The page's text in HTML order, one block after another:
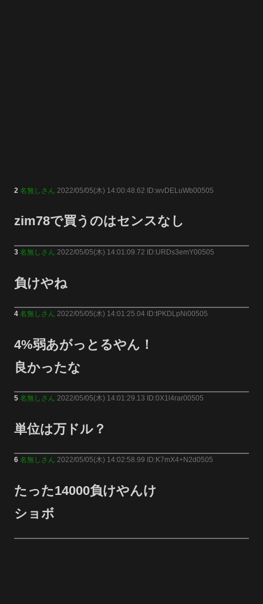
2 名無しさん 2022/05/05(木) 14:00:48.62 ID:wvDELuWb00505
zim78で買うのはセンスなし
3 名無しさん 2022/05/05(木) 14:01:09.72 ID:URDs3emY00505
負けやね
4 名無しさん 2022/05/05(木) 14:01:25.04 ID:tPKDLpNi00505
4%弱あがっとるやん！
良かったな
5 名無しさん 2022/05/05(木) 14:01:29.13 ID:0X1l4rar00505
単位は万ドル？
6 名無しさん 2022/05/05(木) 14:02:58.99 ID:K7mX4+N2d0505
たった14000負けやんけ
ショボ